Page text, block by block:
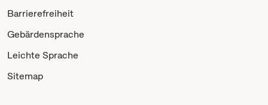
Barrierefreiheit
Gebärdensprache
Leichte Sprache
Sitemap